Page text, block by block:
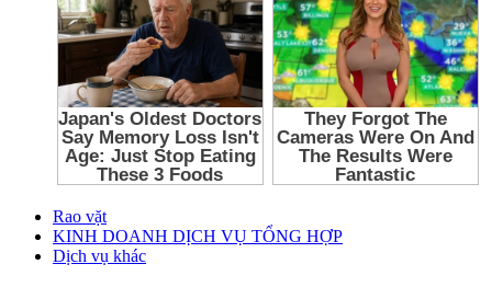
Rao vặt
KINH DOANH DỊCH VỤ TỔNG HỢP
Dịch vụ khác